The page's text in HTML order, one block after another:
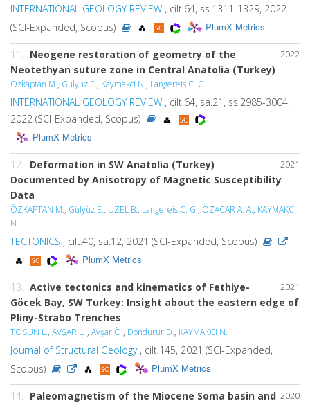
INTERNATIONAL GEOLOGY REVIEW , cilt.64, ss.1311-1329, 2022
(SCI-Expanded, Scopus)
PlumX Metrics
2022
11. Neogene restoration of geometry of the
Neotethyan suture zone in Central Anatolia (Turkey)
Ozkaptan M., Gulyuz E., Kaymakci N., Langereis C. G.
INTERNATIONAL GEOLOGY REVIEW , cilt.64, sa.21, ss.2985-3004,
2022 (SCI-Expanded, Scopus)
PlumX Metrics
2021
12. Deformation in SW Anatolia (Turkey)
Documented by Anisotropy of Magnetic Susceptibility
Data
ÖZKAPTAN M., Gülyüz E., UZEL B., Langereis C. G., ÖZACAR A. A., KAYMAKCI
N.
TECTONICS , cilt.40, sa.12, 2021 (SCI-Expanded, Scopus)
PlumX Metrics
2021
13. Active tectonics and kinematics of Fethiye-
Göcek Bay, SW Turkey: Insight about the eastern edge of
Pliny-Strabo Trenches
TOSUN L., AVŞAR U., Avşar Ö., Dondurur D., KAYMAKCI N.
Journal of Structural Geology, cilt.145, 2021 (SCI-Expanded,
Scopus)
PlumX Metrics
2020
14. Paleomagnetism of the Miocene Soma basin and